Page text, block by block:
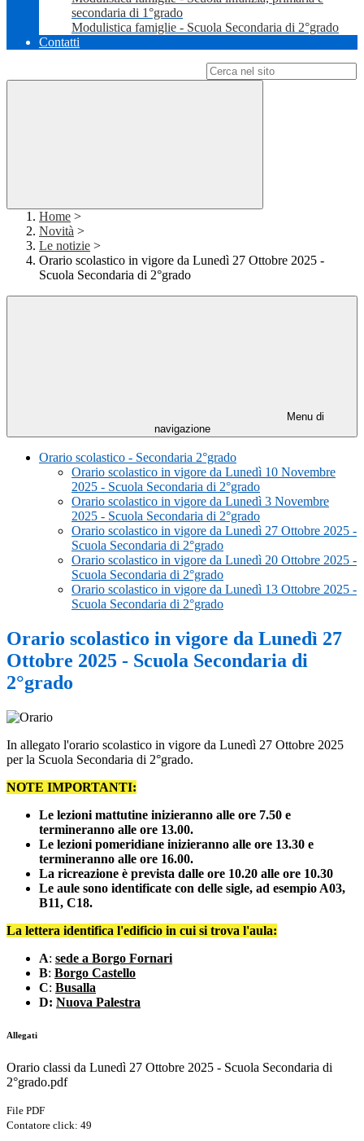
secondaria di 1°grado
Modulistica famiglie - Scuola Secondaria di 2°grado
Contatti
Home >
Novità >
Le notizie >
Orario scolastico in vigore da Lunedì 27 Ottobre 2025 -
Scuola Secondaria di 2°grado
Menu di
navigazione
Orario scolastico - Secondaria 2°grado
Orario scolastico in vigore da Lunedì 10 Novembre
2025 - Scuola Secondaria di 2°grado
Orario scolastico in vigore da Lunedì 3 Novembre
2025 - Scuola Secondaria di 2°grado
Orario scolastico in vigore da Lunedì 27 Ottobre 2025 -
Scuola Secondaria di 2°grado
Orario scolastico in vigore da Lunedì 20 Ottobre 2025 -
Scuola Secondaria di 2°grado
Orario scolastico in vigore da Lunedì 13 Ottobre 2025 -
Scuola Secondaria di 2°grado
Orario scolastico in vigore da Lunedì 27
Ottobre 2025 - Scuola Secondaria di
2°grado
In allegato l'orario scolastico in vigore da Lunedì 27 Ottobre 2025
per la Scuola Secondaria di 2°grado.
NOTE IMPORTANTI:
Le lezioni mattutine inizieranno alle ore 7.50 e
termineranno alle ore 13.00.
Le lezioni pomeridiane inizieranno alle ore 13.30 e
termineranno alle ore 16.00.
La ricreazione è prevista dalle ore 10.20 alle ore 10.30
Le aule sono identificate con delle sigle, ad esempio A03,
B11, C18.
La lettera identifica l'edificio in cui si trova l'aula:
A: sede a Borgo Fornari
B: Borgo Castello
C: Busalla
D: Nuova Palestra
Allegati
Orario classi da Lunedì 27 Ottobre 2025 - Scuola Secondaria di
2°grado.pdf
File PDF
Contatore click: 49